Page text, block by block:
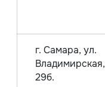
г. Самара, ул.
Владимирская,
29б.